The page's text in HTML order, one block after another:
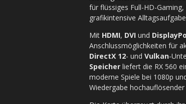
für flüssiges Full-HD-
grafikintensive
Mit HDMI, DVI und
Anschlussmöglichkeiten für
DirectX 12- und Vulkan-
Speicher liefert die RX 560
moderne Spiele bei 1080p
Wiedergabe hochauflösender